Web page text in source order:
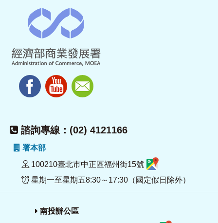
諮詢專線：(02) 4121166
署本部
100210臺北市中正區福州街15號
星期一至星期五8:30～17:30（國定假日除外）
南投辦公區